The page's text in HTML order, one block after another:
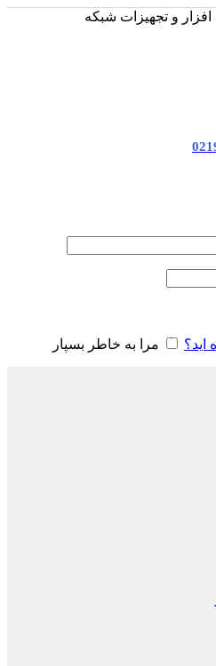
و تجهیزات شبکه
مرا به خاطر بسپار